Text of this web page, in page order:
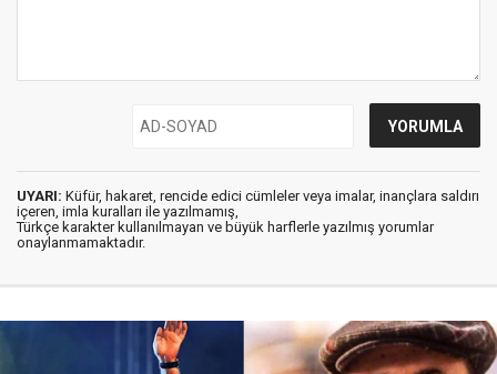
UYARI: Küfür, hakaret, rencide edici cümleler veya imalar, inançlara saldırı
içeren, imla kuralları ile yazılmamış,
Türkçe karakter kullanılmayan ve büyük harflerle yazılmış yorumlar
onaylanmamaktadır.